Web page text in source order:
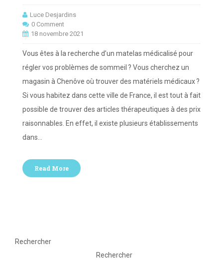
Luce Desjardins
0 Comment
18 novembre 2021
Vous êtes à la recherche d’un matelas médicalisé pour
régler vos problèmes de sommeil ? Vous cherchez un
magasin à Chenôve où trouver des matériels médicaux ?
Si vous habitez dans cette ville de France, il est tout à fait
possible de trouver des articles thérapeutiques à des prix
raisonnables. En effet, il existe plusieurs établissements
dans…
Read More
Rechercher
Rechercher